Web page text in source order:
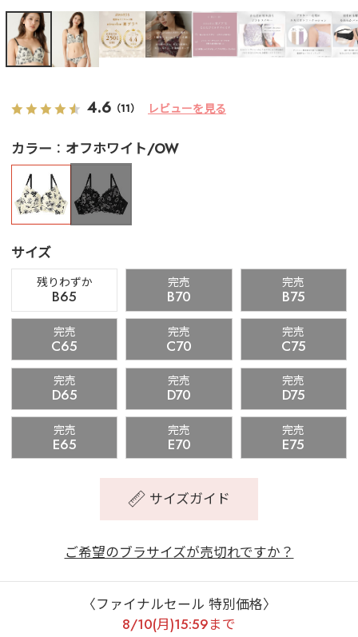
4.6 （11） レビューを見る
カラー オフホワイト/OW
サイズ
残りわずか
B65
完売
B70
完売
B75
完売
C65
完売
C70
完売
C75
完売
D65
完売
D70
完売
D75
完売
E65
完売
E70
完売
E75
サイズガイド
ご希望のブラサイズが売切れですか？
〈ファイナルセール 特別価格〉
8/10(月)15:59まで